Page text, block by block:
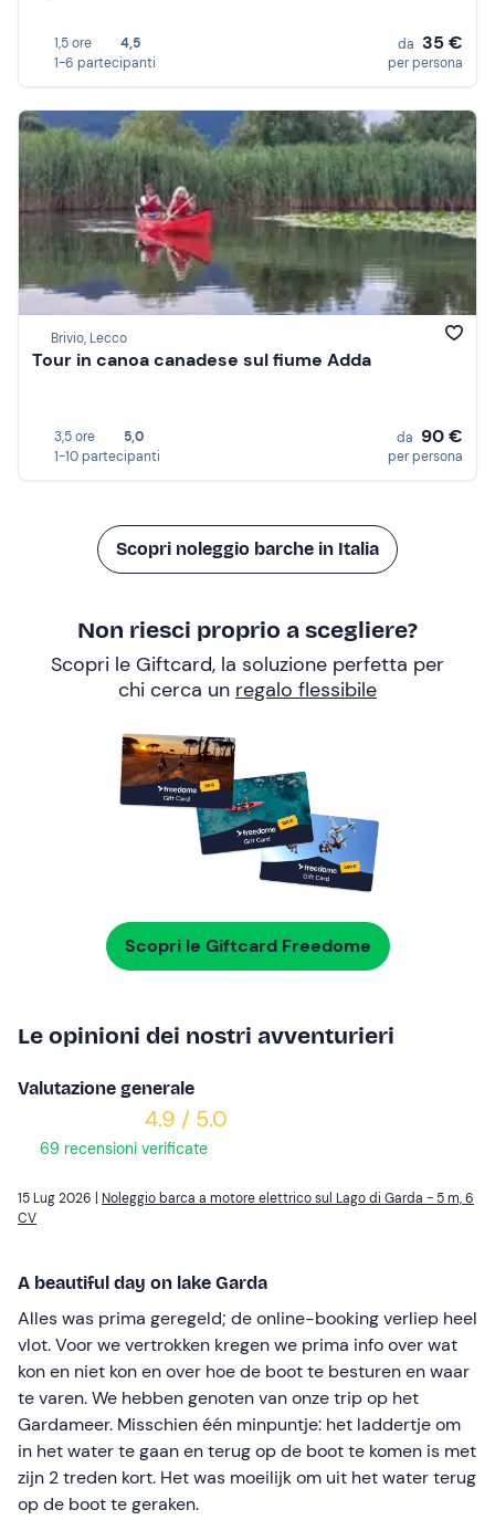
1,5 ore
4,5
1-6 partecipanti
da 35 €
per persona
Brivio, Lecco
Tour in canoa canadese sul fiume Adda
3,5 ore
5,0
1-10 partecipanti
da 90 €
per persona
Scopri noleggio barche in Italia
Non riesci proprio a scegliere?
Scopri le Giftcard, la soluzione perfetta per
chi cerca un regalo flessibile
Scopri le Giftcard Freedome
Le opinioni dei nostri avventurieri
Valutazione generale
4.9 / 5.0
69 recensioni verificate
15 Lug 2026 | Noleggio barca a motore elettrico sul Lago di Garda - 5 m, 6
CV
A beautiful day on lake Garda
Alles was prima geregeld; de online-booking verliep heel
vlot. Voor we vertrokken kregen we prima info over wat
kon en niet kon en over hoe de boot te besturen en waar
te varen. We hebben genoten van onze trip op het
Gardameer. Misschien één minpuntje: het laddertje om
in het water te gaan en terug op de boot te komen is met
zijn 2 treden kort. Het was moeilijk om uit het water terug
op de boot te geraken.